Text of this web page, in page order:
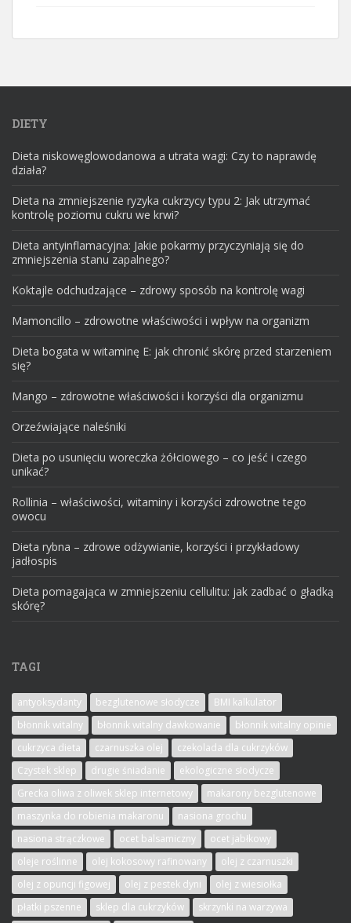
DIETY
Dieta niskowęglowodanowa a utrata wagi: Czy to naprawdę
działa?
Dieta na zmniejszenie ryzyka cukrzycy typu 2: Jak utrzymać
kontrolę poziomu cukru we krwi?
Dieta antyinflamacyjna: Jakie pokarmy przyczyniają się do
zmniejszenia stanu zapalnego?
Koktajle odchudzające – zdrowy sposób na kontrolę wagi
Mamoncillo – zdrowotne właściwości i wpływ na organizm
Dieta bogata w witaminę E: jak chronić skórę przed starzeniem
się?
Mango – zdrowotne właściwości i korzyści dla organizmu
Orzeźwiające naleśniki
Dieta po usunięciu woreczka żółciowego – co jeść i czego
unikać?
Rollinia – właściwości, witaminy i korzyści zdrowotne tego
owocu
Dieta rybna – zdrowe odżywianie, korzyści i przykładowy
jadłospis
Dieta pomagająca w zmniejszeniu cellulitu: jak zadbać o gładką
skórę?
TAGI
antyoksydanty bezglutenowe słodycze
BMI kalkulator
błonnik witalny
błonnik witalny dawkowanie
błonnik witalny opinie
cukrzyca dieta
czarnuszka olej
czekolada dla cukrzyków
Czystek sklep
drugie śniadanie
ekologiczne słodycze
Grecka oliwa z oliwek sklep internetowy
makarony bezglutenowe
maszynka do robienia makaronu
nasiona grochu
nasiona strączkowe
ocet balsamiczny
ocet jabłkowy
oleje roślinne
olej kokosowy rafinowany
olej z czarnuszki
olej z opuncji figowej
olej z pestek dyni
olej z wiesiołka
płatki pszenne
sklep dla cukrzyków skrzynki na warzywa